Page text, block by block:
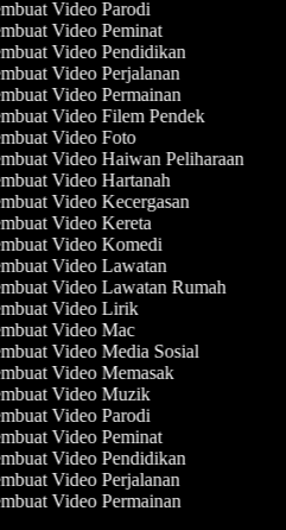
Video Parodi
Video Peminat
Video Pendidikan
Video Perjalanan
Video Permainan
Video Filem Pendek
Video Foto
Video Haiwan Peliharaan
Video Hartanah
Video Kecergasan
Video Kereta
Video Komedi
Video Lawatan
Video Lawatan Rumah
Video Lirik
Video Mac
Video Media Sosial
Video Memasak
Video Muzik
Video Parodi
Video Peminat
Video Pendidikan
Video Perjalanan
Video Permainan